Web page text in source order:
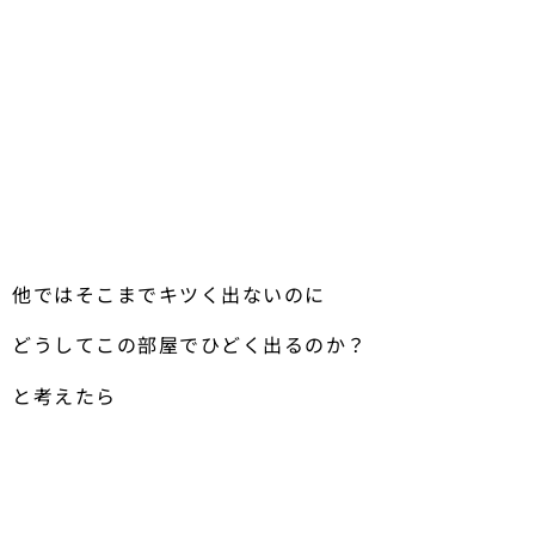
他ではそこまでキツく出ないのに
どうしてこの部屋でひどく出るのか？
と考えたら